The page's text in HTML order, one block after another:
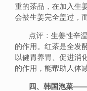
重的茶品，在加入生
会被生姜完全盖过，
点评：生姜性辛温
的作用。红茶是全发
以健胃养胃、促进消
的作用，能帮助人体
四、韩国泡菜——